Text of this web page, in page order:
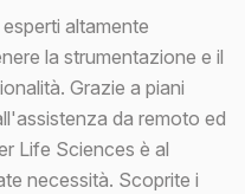
altamente
la strumentazione e il
Grazie a piani
da remoto ed
Life Sciences è al
necessità. Scoprite i